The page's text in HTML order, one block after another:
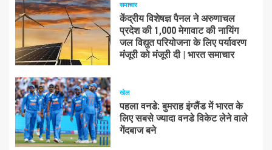
समाचार
केंद्रीय विशेषज्ञ पैनल ने अरुणाचल
प्रदेश की 1,000 मेगावाट की नायिंग
जल विद्युत परियोजना के लिए पर्यावरण
मंजूरी को मंजूरी दी | भारत समाचार
खेल
पहला वनडे: बुमराह इंग्लैंड में भारत के
लिए सबसे ज्यादा वनडे विकेट लेने वाले
गेंदबाज बने